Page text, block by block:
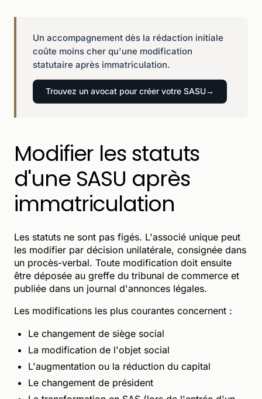
Un accompagnement dès la rédaction initiale
coûte moins cher qu'une modification
statutaire après immatriculation.
Trouvez un avocat pour créer votre SASU
Modifier les statuts
d'une SASU après
immatriculation
Les statuts ne sont pas figés. L'associé unique peut
les modifier par décision unilatérale, consignée dans
un procès-verbal. Toute modification doit ensuite
être déposée au greffe du tribunal de commerce et
publiée dans un journal d'annonces légales.
Les modifications les plus courantes concernent :
Le changement de siège social
La modification de l'objet social
L'augmentation ou la réduction du capital
Le changement de président